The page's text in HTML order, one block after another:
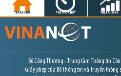
TRANG CHỦ TIN GIỜ CHÓT THỊ TRƯỜNG
Bộ Công Thương - Trung tâm Thông tin
Giấy phép của Bộ Thông tin và Truyền thông